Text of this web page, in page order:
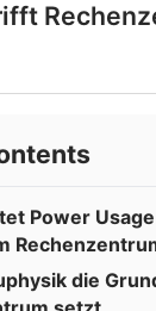
Power
die